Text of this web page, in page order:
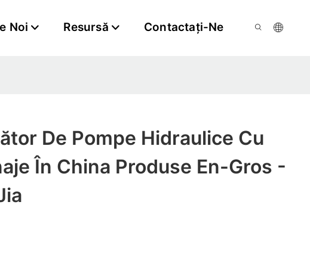
Noi Resursă Contactaţi-Ne
De Pompe Hidraulice Cu
În China Produse En-Gros -